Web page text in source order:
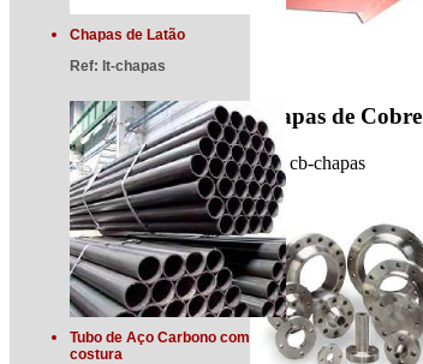
Chapas de Latão
Ref: lt-chapas
Tubo de Aço Carbono com
costura
Chapas de Cobre
Ref: cb-chapas